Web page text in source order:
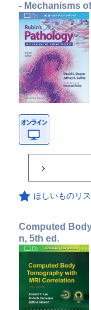
- Mechanisms
ほしいものリ
Computed
n, 5th ed.